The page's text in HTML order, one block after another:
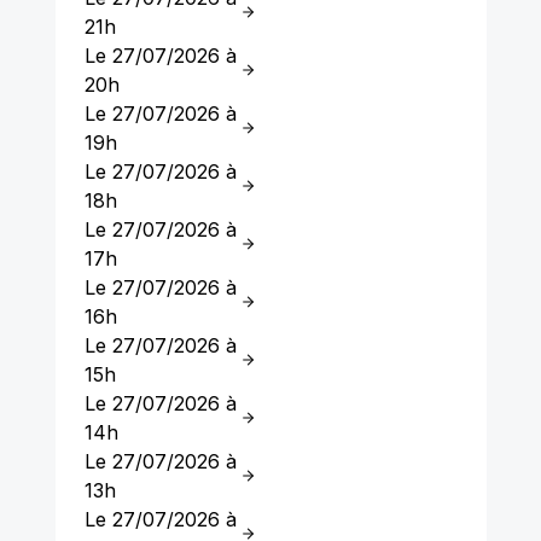
21h
Le 27/07/2026 à
20h
Le 27/07/2026 à
19h
Le 27/07/2026 à
18h
Le 27/07/2026 à
17h
Le 27/07/2026 à
16h
Le 27/07/2026 à
15h
Le 27/07/2026 à
14h
Le 27/07/2026 à
13h
Le 27/07/2026 à